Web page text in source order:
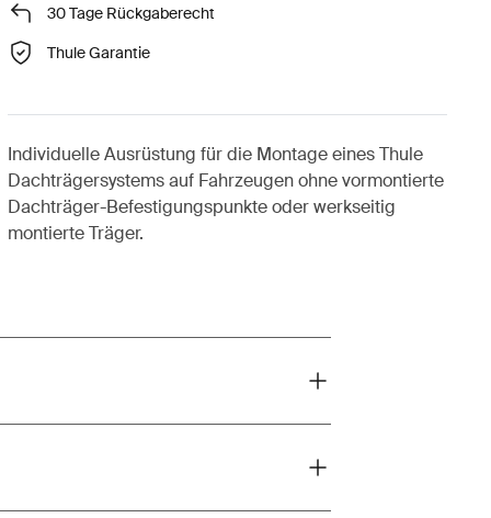
30 Tage Rückgaberecht
Thule Garantie
Individuelle Ausrüstung für die Montage eines Thule
Dachträgersystems auf Fahrzeugen ohne vormontierte
Dachträger-Befestigungspunkte oder werkseitig
montierte Träger.